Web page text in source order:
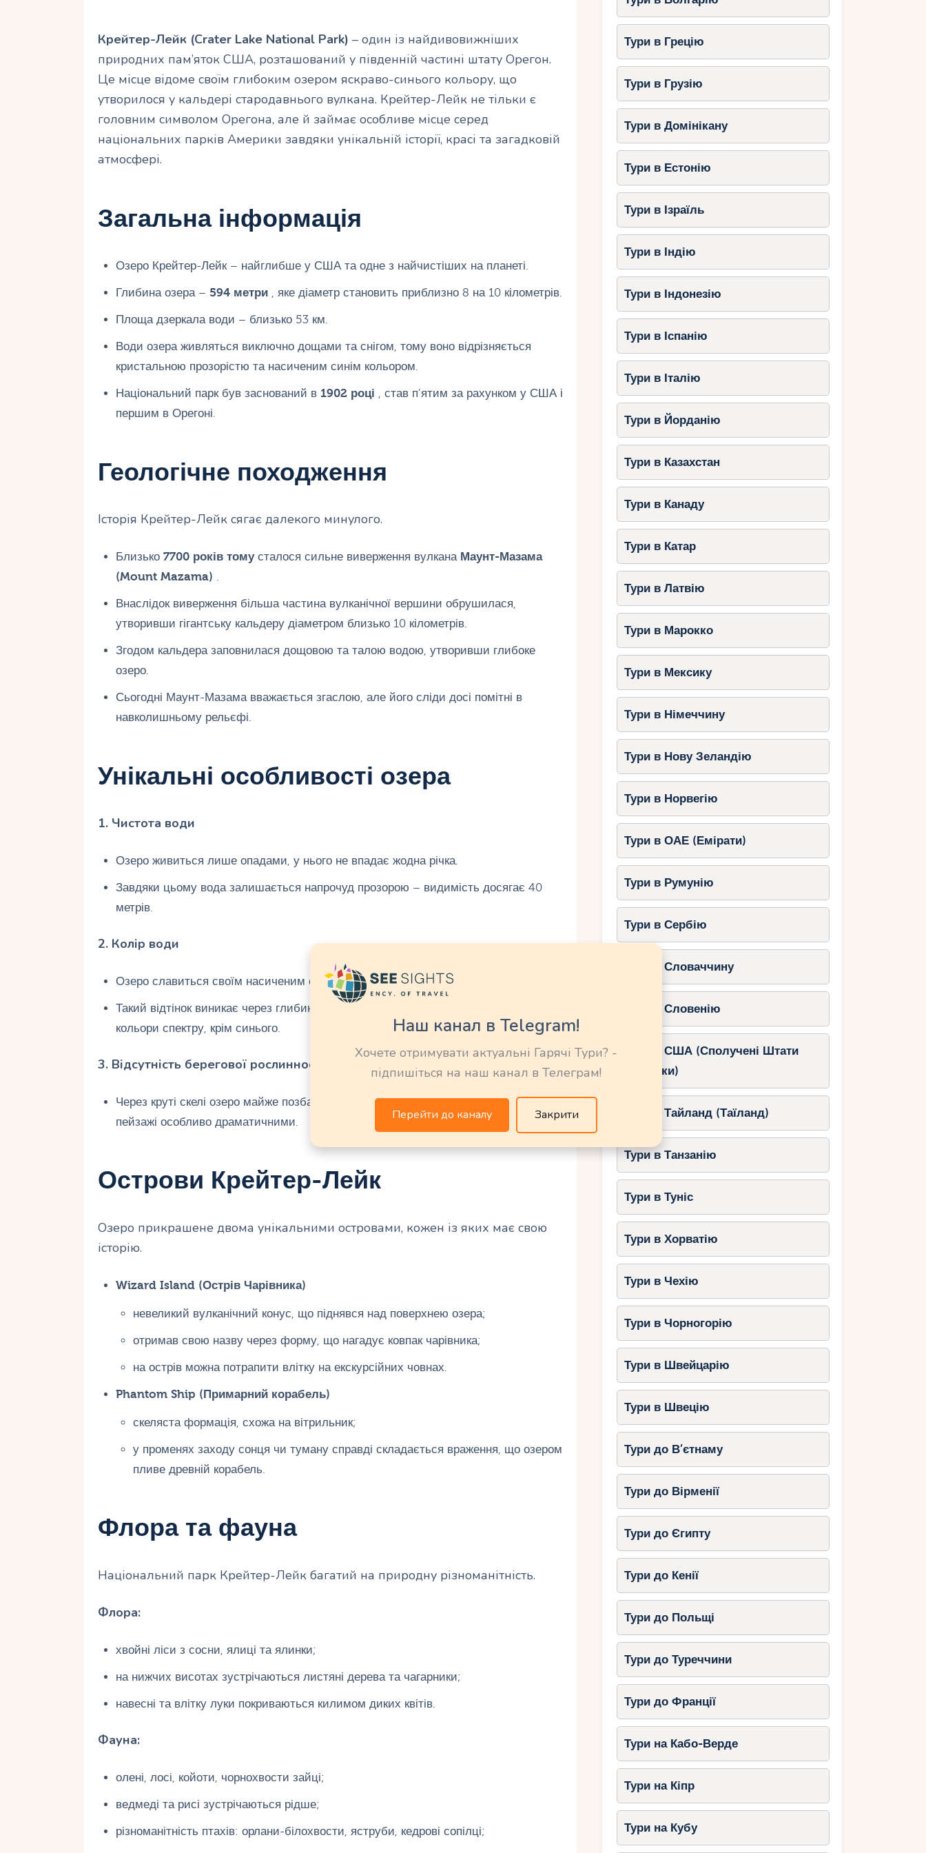
Крейтер-Лейк (Crater Lake National Park) – один із найдивовижніших
природних пам’яток США, розташований у південній частині штату Орегон.
Це місце відоме своїм глибоким озером яскраво-синього кольору, що
утворилося у кальдері стародавнього вулкана. Крейтер-Лейк не тільки є
головним символом Орегона, але й займає особливе місце серед
національних парків Америки завдяки унікальній історії, красі та загадковій
атмосфері.
Загальна інформація
Озеро Крейтер-Лейк – найглибше у США та одне з найчистіших на планеті.
Глибина озера – 594 метри, яке діаметр становить приблизно 8 на 10 кілометрів.
Площа дзеркала води – близько 53 км.
Води озера живляться виключно дощами та снігом, тому воно відрізняється
кристальною прозорістю та насиченим синім кольором.
Національний парк був заснований в 1902 році , став п’ятим за рахунком у США і
першим в Орегоні.
Геологічне походження
Історія Крейтер-Лейк сягає далекого минулого.
Близько 7700 років томусталося сильне виверження вулкана Маунт-Мазама
(Mount Mazama) .
Внаслідок виверження більша частина вулканічної вершини обрушилася,
утворивши гігантську кальдеру діаметром близько 10 кілометрів.
Згодом кальдера заповнилася дощовою та талою водою, утворивши глибоке
озеро.
Сьогодні Маунт-Мазама вважається згаслою, але його сліди досі помітні в
навколишньому рельєфі.
Унікальні особливості озера
1. Чистота води
Озеро живиться лише опадами, у нього не впадає жодна річка.
Завдяки цьому вода залишається напрочуд прозорою – видимість досягає 40
метрів.
2. Колір води
Озеро славиться своїм насиченим синім кольором.
Такий відтінок виникає через глибину та чистоту води, яка поглинає майже всі
кольори спектру, крім синього.
3. Відсутність берегової рослинності
Через круті скелі озеро майже позбавлене мілководних зон, що робить його
пейзажі особливо драматичними.
Острови Крейтер-Лейк
Озеро прикрашене двома унікальними островами, кожен із яких має свою
історію.
Wizard Island (Острів Чарівника)
невеликий вулканічний конус, що піднявся над поверхнею озера;
отримав свою назву через форму, що нагадує ковпак чарівника;
на острів можна потрапити влітку на екскурсійних човнах.
Phantom Ship (Примарний корабель)
скеляста формація, схожа на вітрильник;
у променях заходу сонця чи туману справді складається враження, що озером
пливе древній корабель.
Флора та фауна
Національний парк Крейтер-Лейк багатий на природну різноманітність.
Флора:
хвойні ліси з сосни, ялиці та ялинки;
на нижчих висотах зустрічаються листяні дерева та чагарники;
навесні та влітку луки покриваються килимом диких квітів.
Фауна:
олені, лосі, койоти, чорнохвости зайці;
ведмеді та рисі зустрічаються рідше;
різноманітність птахів: орлани-білохвости, яструби, кедрові сопілці;
Тури в Грецію
Тури в Грузію
Тури в Домінікану
Тури в Естонію
Тури в Ізраїль
Тури в Індію
Тури в Індонезію
Тури в Іспанію
Тури в Італію
Тури в Йорданію
Тури в Казахстан
Тури в Канаду
Тури в Катар
Тури в Латвію
Тури в Марокко
Тури в Мексику
Тури в Німеччину
Тури в Нову Зеландію
Тури в Норвегію
Тури в ОАЕ (Емірати)
Тури в Румунію
Тури в Сербію
Тури в Словаччину
Тури в Словенію
Тури в США (Сполучені Штати
Америки)
Тури в Тайланд (Таїланд)
Тури в Танзанію
Тури в Туніс
Тури в Хорватію
Тури в Чехію
Тури в Чорногорію
Тури в Швейцарію
Тури в Швецію
Тури до В’єтнаму
Тури до Вірменії
Тури до Єгипту
Тури до Кенії
Тури до Польщі
Тури до Туреччини
Тури до Франції
Тури на Кабо-Верде
Тури на Кіпр
Тури на Кубу
Наш канал в Telegram!
Хочете отримувати актуальні Гарячі Тури? -
підпишіться на наш канал в Телеграм!
Перейти до каналу Закрити